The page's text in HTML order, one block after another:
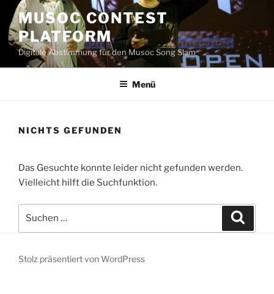
Zum
Inhalt
springen
MUSOC CONTEST
PLATFORM
Digitale Abstimmung für den Musoc Song Slam
Menü
NICHTS GEFUNDEN
Das Gesuchte konnte leider nicht gefunden werden.
Vielleicht hilft die Suchfunktion.
nach:
Stolz präsentiert von WordPress